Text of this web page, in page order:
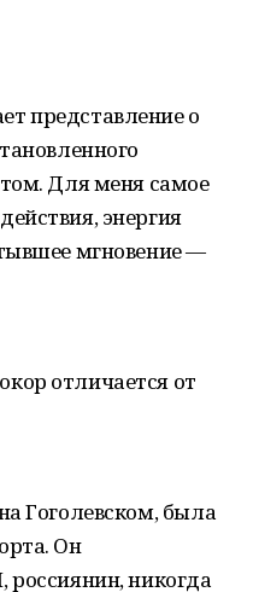
представление о
Для меня самое
энергия
мгновение —
отличается от
Гоголевском, была
Он
россиянин, никогда